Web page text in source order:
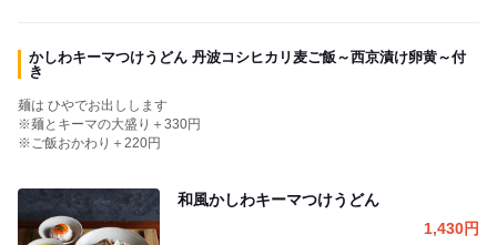
かしわキーマつけうどん 丹波コシヒカリ麦ご飯～西京漬け卵黄～付
き
麺は ひやでお出しします
※麺とキーマの大盛り＋330円
※ご飯おかわり＋220円
和風かしわキーマつけうどん
1,430円